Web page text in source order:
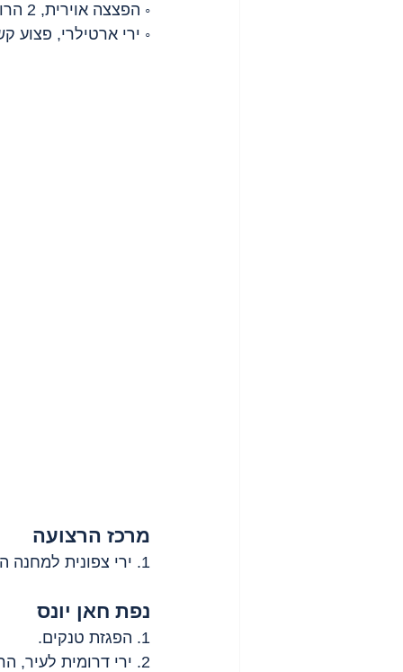
◦ הפצצה אוירית, 2 הרוגים ו-4 פצועים;
◦ ירי ארטילרי, פצוע
מרכז הרצועה
1. ירי צפונית למחנה הפליטים
נפת חאן יונס
1. הפגזת טנקים.
2. ירי דרומית לעיר, הרוג.